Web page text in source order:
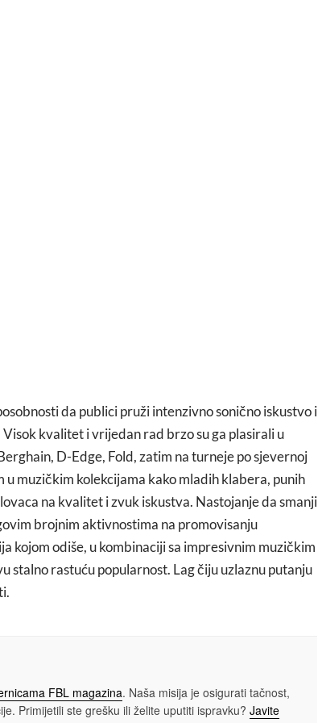
da publici pruži intenzivno sonično iskustvo i
kvalitet i vrijedan rad brzo su ga plasirali u
D-Edge, Fold, zatim na turneje po sjevernoj
muzičkim kolekcijama kako mladih klabera, punih
na kvalitet i zvuk iskustva. Nastojanje da smanji
brojnim aktivnostima na promovisanju
kojom odiše, u kombinaciji sa impresivnim muzičkim
stalno rastuću popularnost. Lag čiju uzlaznu putanju
FBL magazina. Naša misija je osigurati tačnost,
Primijetili ste grešku ili želite uputiti ispravku? Javite